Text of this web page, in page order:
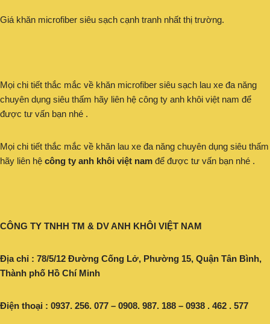
Giá khăn microfiber siêu sạch cạnh tranh nhất thị trường.
Mọi chi tiết thắc mắc về khăn microfiber siêu sạch lau xe đa năng
chuyên dụng siêu thấm hãy liên hệ công ty anh khôi việt nam để
được tư vấn bạn nhé .
Mọi chi tiết thắc mắc về khăn lau xe đa năng chuyên dụng siêu thấm
hãy liên hệ công ty anh khôi việt nam để được tư vấn bạn nhé .
CÔNG TY TNHH TM & DV ANH KHÔI VIỆT NAM
Địa chỉ : 78/5/12 Đường Cống Lở, Phường 15, Quận Tân Bình,
Thành phố Hồ Chí Minh
Điện thoại : 0937. 256. 077 – 0908. 987. 188 – 0938 . 462 . 577